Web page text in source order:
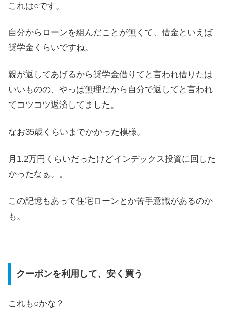
これは○です。
自分からローンを組んだことが無くて、借金といえば
奨学金くらいですね。
親が返してあげるから奨学金借りてと言われ借りたは
いいものの、やっぱ無理だから自分で返してと言われ
てコツコツ返済してました。
なお35歳くらいまでかかった模様。
月1.2万円くらいだったけどインデックス投資に回した
かったなぁ。。
この記憶もあって住宅ローンとか苦手意識があるのか
も。
クーポンを利用して、安く買う
これも○かな？